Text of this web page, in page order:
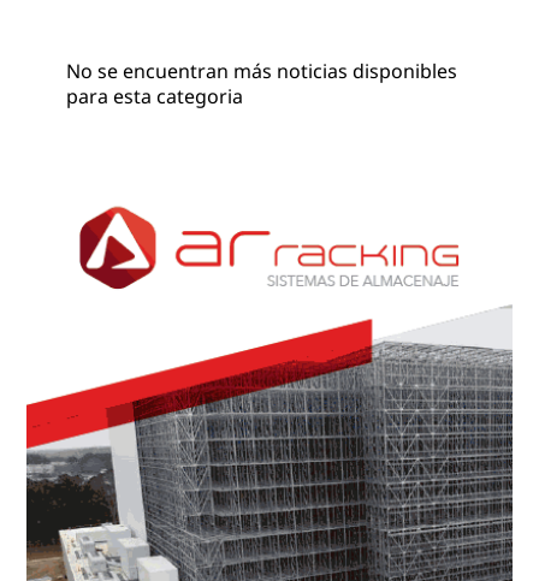
No se encuentran más noticias disponibles
para esta categoria